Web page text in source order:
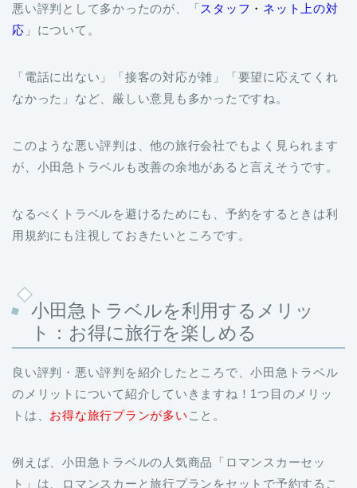
悪い評判として多かったのが、「スタッフ ・ ネット上の対
応 」について。
「電話に出ない」「接客の対応が雑」「要望に応えてくれ
なかった」など、厳しい意見も多かったですね。
このような悪い評判は、他の旅行会社でもよく見られます
が、小田急トラベルも改善の余地があると言えそうです。
なるべくトラベルを避けるためにも、予約をするときは利
用規約にも注視しておきたいところです。
小田急トラベルを利用するメリッ
ト：お得に旅行を楽しめる
良い評判・悪い評判を紹介したところで、小田急トラベル
のメリットについて紹介していきますね！1つ目のメリッ
トは、 お得な旅行プランが多い こと。
例えば、小田急トラベルの人気商品「ロマンスカーセッ
ト」は、ロマンスカーと旅行プランをセットで予約するこ